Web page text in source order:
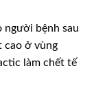
người bệnh sau
cao ở vùng
làm chết tế